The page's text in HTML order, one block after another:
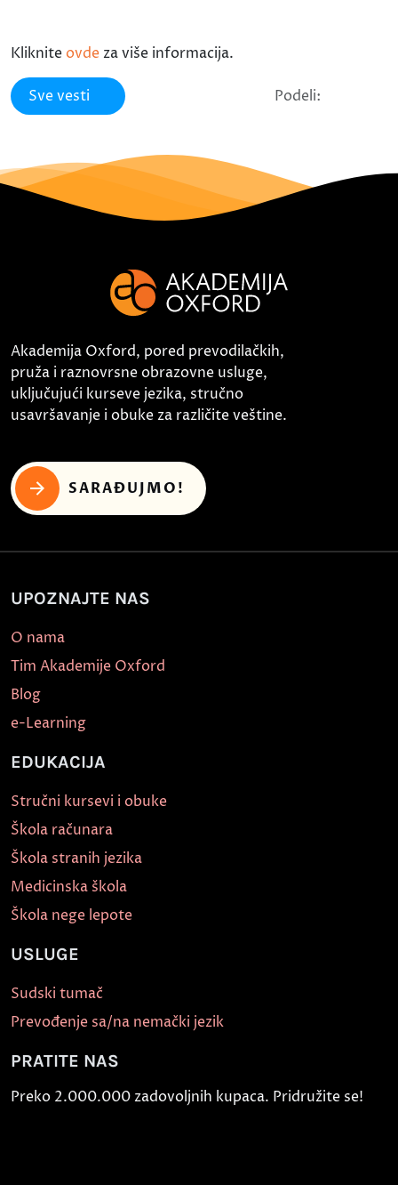
Kliknite ovde za više informacija.
Sve vesti Podeli:
Akademija Oxford, pored prevodilačkih,
pruža i raznovrsne obrazovne usluge,
uključujući kurseve jezika, stručno
usavršavanje i obuke za različite veštine.
SARAĐUJMO!
UPOZNAJTE NAS
O nama
Tim Akademije Oxford
Blog
e-Learning
EDUKACIJA
Stručni kursevi i obuke
Škola računara
Škola stranih jezika
Medicinska škola
Škola nege lepote
USLUGE
Sudski tumač
Prevođenje sa/na nemački jezik
PRATITE NAS
Preko 2.000.000 zadovoljnih kupaca. Pridružite se!